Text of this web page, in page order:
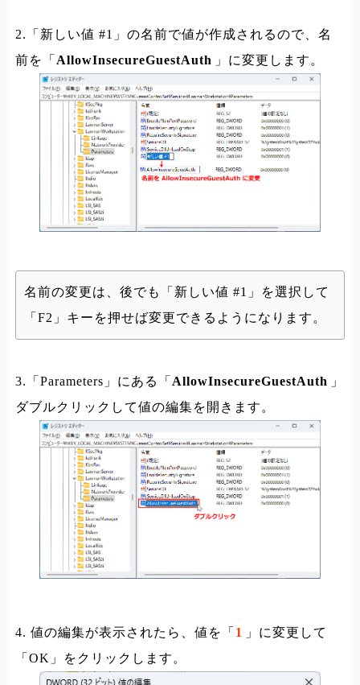
2.「新しい値 #1」の名前で値が作成されるので、名
前を「 AllowInsecureGuestAuth 」に変更します。
名前の変更は、後でも「新しい値 #1」を選択して
「F2」キーを押せば変更できるようになります。
3.「Parameters」にある「 AllowInsecureGuestAuth 」
ダブルクリックして値の編集を開きます。
4. 値の編集が表示されたら、値を「 1 」に変更して
「OK」をクリックします。